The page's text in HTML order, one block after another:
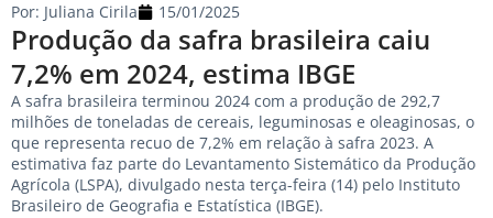
Produção da safra brasileira caiu
7,2% em 2024, estima IBGE
Por: Juliana Cirila 15/01/2025
A safra brasileira terminou 2024 com a produção de 292,7
milhões de toneladas de cereais, leguminosas e oleaginosas, o
que representa recuo de 7,2% em relação à safra 2023. A
estimativa faz parte do Levantamento Sistemático da Produção
Agrícola (LSPA), divulgado nesta terça-feira (14) pelo Instituto
Brasileiro de Geografia e Estatística (IBGE).